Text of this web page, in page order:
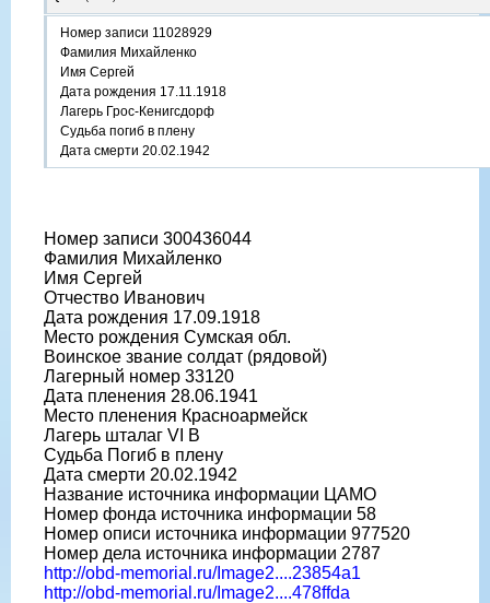
Номер записи 11028929
Фамилия Михайленко
Имя Сергей
Дата рождения 17.11.1918
Лагерь Грос-Кенигсдорф
Судьба погиб в плену
Дата смерти 20.02.1942
Номер записи 300436044
Фамилия Михайленко
Имя Сергей
Отчество Иванович
Дата рождения 17.09.1918
Место рождения Сумская обл.
Воинское звание солдат (рядовой)
Лагерный номер 33120
Дата пленения 28.06.1941
Место пленения Красноармейск
Лагерь шталаг VI B
Судьба Погиб в плену
Дата смерти 20.02.1942
Название источника информации ЦАМО
Номер фонда источника информации 58
Номер описи источника информации 977520
Номер дела источника информации 2787
http://obd-memorial.ru/Image2....23854a1
http://obd-memorial.ru/Image2....478ffda